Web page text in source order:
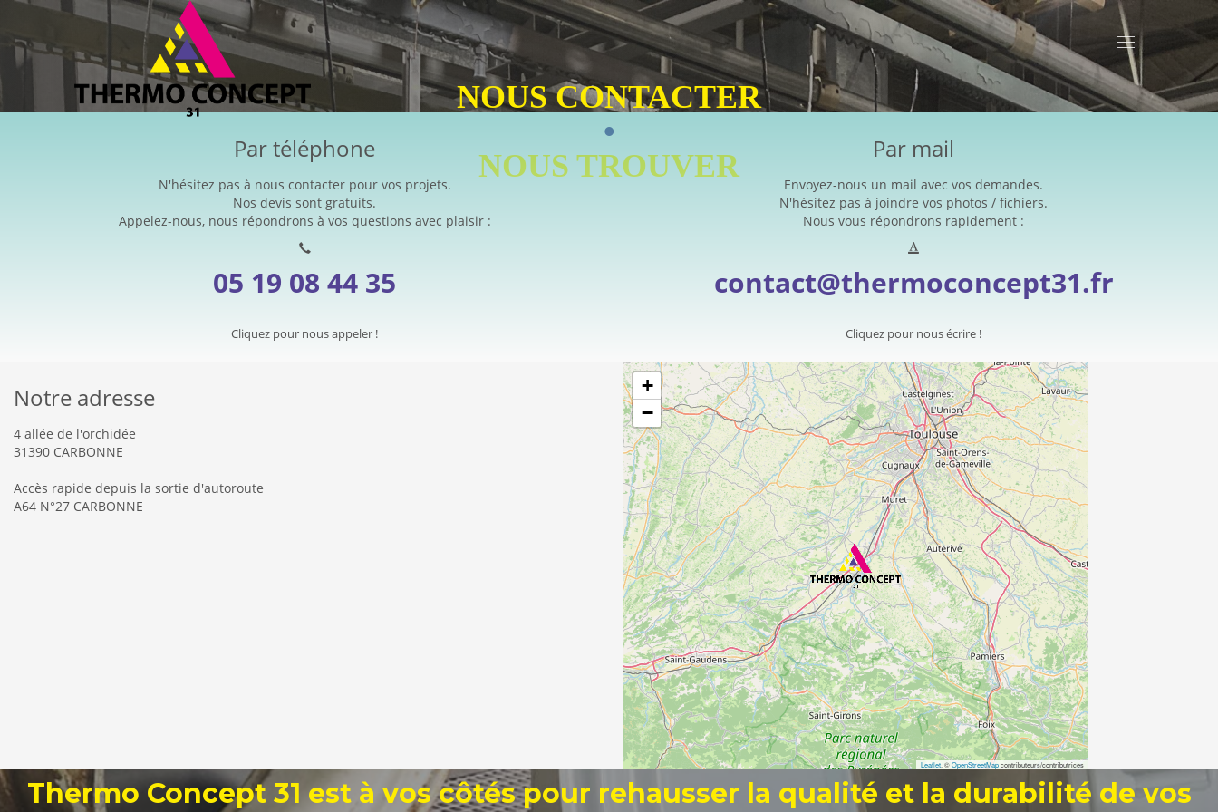
NOUS CONTACTER
•
NOUS TROUVER
Par téléphone
N'hésitez pas à nous contacter pour vos projets.
Nos devis sont gratuits.
Appelez-nous, nous répondrons à vos questions avec plaisir :
05 19 08 44 35
Cliquez pour nous appeler !
Par mail
Envoyez-nous un mail avec vos demandes.
N'hésitez pas à joindre vos photos / fichiers.
Nous vous répondrons rapidement :
contact@thermoconcept31.fr
Cliquez pour nous écrire !
Notre adresse
4 allée de l'orchidée
31390 CARBONNE
Accès rapide depuis la sortie d'autoroute
A64 N°27 CARBONNE
+
−
Leaflet, ©OpenStreetMapcontributeurs/contributrices
Thermo Concept 31 est à vos côtés pour rehausser la qualité et la durabilité de vos